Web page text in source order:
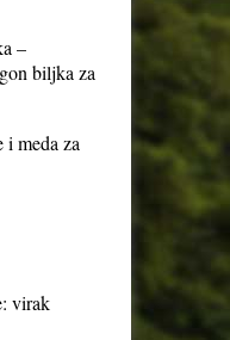
–
biljka za
meda za
virak